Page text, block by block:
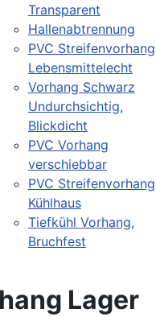
Transparent
Hallenabtrennung
PVC Streifenvorhang
Lebensmittelecht
Vorhang Schwarz
Undurchsichtig,
Blickdicht
PVC Vorhang
verschiebbar
PVC Streifenvorhang
Kühlhaus
Tiefkühl Vorhang,
Bruchfest
Lager